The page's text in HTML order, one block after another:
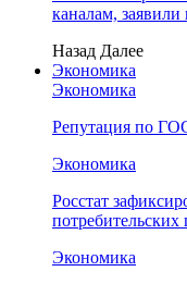
каналам,
Назад Далее
Экономика
Экономика
Репутация по
Экономика
Росстат
потребительских
Экономика